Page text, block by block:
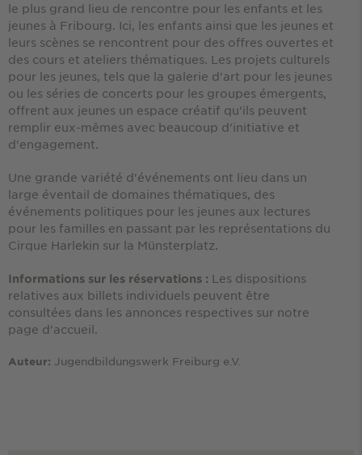
le plus grand lieu de rencontre pour les enfants et les
jeunes à Fribourg. Ici, les enfants ainsi que les jeunes et
leurs scènes se rencontrent pour des offres ouvertes et
des cours et ateliers thématiques. Les projets culturels
pour les jeunes, tels que la galerie d'art pour les jeunes
ou les séries de concerts pour les groupes émergents,
offrent aux jeunes un espace créatif qu'ils peuvent
remplir eux-mêmes avec beaucoup d'initiative et
d'engagement.
Une grande variété d'événements ont lieu dans un
large éventail de domaines thématiques, des
événements politiques pour les jeunes aux lectures
pour les familles en passant par les représentations du
Cirque Harlekin sur la Münsterplatz.
Informations sur les réservations : Les dispositions
relatives aux billets individuels peuvent être
consultées dans les annonces respectives sur notre
page d'accueil.
Auteur: Jugendbildungswerk Freiburg e.V.